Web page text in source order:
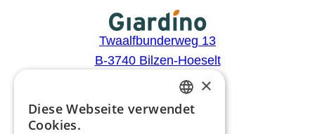
Twaalfbunderweg 13
B-3740 Bilzen-Hoeselt
BTW: BE0441.446.505
DUTCH
×
Diese Webseite verwendet
Cookies.